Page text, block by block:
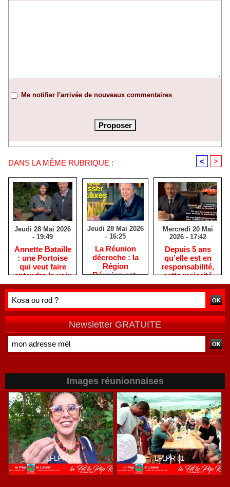
Me notifier l'arrivée de nouveaux commentaires
DANS LA MÊME RUBRIQUE : < >
Jeudi 28 Mai 2026
- 19:49
​Annette Bataille
: une Portoise
qui veut faire
entendre la voix
des femmes
réunionnaises
Jeudi 28 Mai 2026
- 16:25
​La Réunion
décroche : la
Région
Réunion est-
elle devenue
une machine
?
Mercredi 20 Mai
2026 - 17:42
Depuis 5 ans
qu’elle est en
responsabilité,
cette majorité
PLR / LFI / PS
est immobile,
auto en panne !
Newsletter GRATUITE
Images réunionnaises
LFLPR-25 LFLPR-81